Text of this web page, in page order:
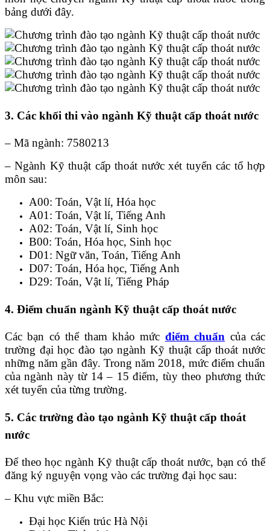
bảng dưới đây.
3. Các khối thi vào ngành Kỹ thuật cấp thoát nước
– Mã ngành: 7580213
– Ngành Kỹ thuật cấp thoát nước xét tuyển các tổ hợp
môn sau:
A00: Toán, Vật lí, Hóa học
A01: Toán, Vật lí, Tiếng Anh
A02: Toán, Vật lí, Sinh học
B00: Toán, Hóa học, Sinh học
D01: Ngữ văn, Toán, Tiếng Anh
D07: Toán, Hóa học, Tiếng Anh
D29: Toán, Vật lí, Tiếng Pháp
4. Điểm chuẩn ngành Kỹ thuật cấp thoát nước
Các bạn có thể tham khảo mức điểm chuẩn của các
trường đại học đào tạo ngành Kỹ thuật cấp thoát nước
những năm gần đây. Trong năm 2018, mức điểm chuẩn
của ngành này từ 14 – 15 điểm, tùy theo phương thức
xét tuyển của từng trường.
5. Các trường đào tạo ngành Kỹ thuật cấp thoát
nước
Để theo học ngành Kỹ thuật cấp thoát nước, bạn có thể
đăng ký nguyện vọng vào các trường đại học sau:
– Khu vực miền Bắc:
Đại học Kiến trúc Hà Nội